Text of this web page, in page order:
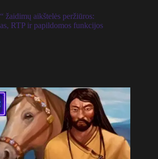
žaidimų aikštelės peržiūros:
RTP ir papildomos funkcijos